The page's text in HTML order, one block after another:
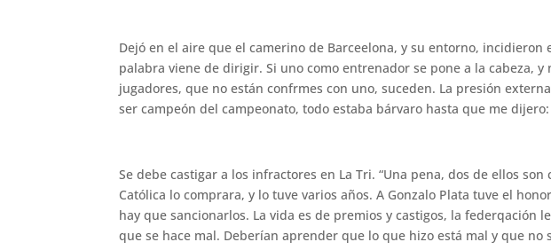
Dejó en el aire que el camerino de Barceelona, y su entorno,
palabra viene de dirigir. Si uno como entrenador se pone a la cabeza,
jugadores, que no están confrmes con uno, suceden. La presión
ser campeón del campeonato, todo estaba bárvaro hasta que me dijero:
Se debe castigar a los infractores en La Tri. “Una pena, dos de ellos
Católica lo comprara, y lo tuve varios años. A Gonzalo Plata tuve el
hay que sancionarlos. La vida es de premios y castigos, la
que se hace mal. Deberían aprender que lo que hizo está mal y que